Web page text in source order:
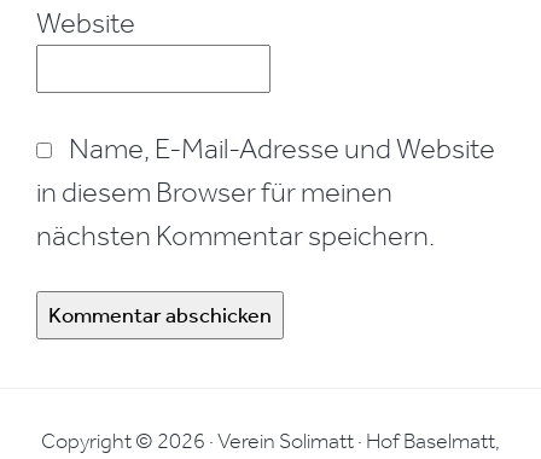
Website
Name, E-Mail-Adresse und Website
in diesem Browser für meinen
nächsten Kommentar speichern.
Copyright © 2026 · Verein Solimatt · Hof Baselmatt,